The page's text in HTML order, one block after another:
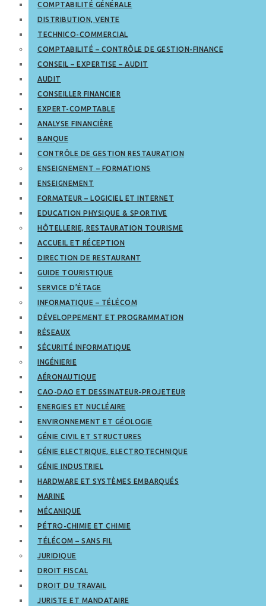
COMPTABILITÉ GÉNÉRALE
DISTRIBUTION, VENTE
TECHNICO-COMMERCIAL
COMPTABILITÉ – CONTRÔLE DE GESTION-FINANCE
CONSEIL – EXPERTISE – AUDIT
AUDIT
CONSEILLER FINANCIER
EXPERT-COMPTABLE
ANALYSE FINANCIÈRE
BANQUE
CONTRÔLE DE GESTION RESTAURATION
ENSEIGNEMENT – FORMATIONS
ENSEIGNEMENT
FORMATEUR – LOGICIEL ET INTERNET
EDUCATION PHYSIQUE & SPORTIVE
HÔTELLERIE, RESTAURATION TOURISME
ACCUEIL ET RÉCEPTION
DIRECTION DE RESTAURANT
GUIDE TOURISTIQUE
SERVICE D’ÉTAGE
INFORMATIQUE – TÉLÉCOM
DÉVELOPPEMENT ET PROGRAMMATION
RÉSEAUX
SÉCURITÉ INFORMATIQUE
INGÉNIERIE
AÉRONAUTIQUE
CAO-DAO ET DESSINATEUR-PROJETEUR
ENERGIES ET NUCLÉAIRE
ENVIRONNEMENT ET GÉOLOGIE
GÉNIE CIVIL ET STRUCTURES
GÉNIE ELECTRIQUE, ELECTROTECHNIQUE
GÉNIE INDUSTRIEL
HARDWARE ET SYSTÈMES EMBARQUÉS
MARINE
MÉCANIQUE
PÉTRO-CHIMIE ET CHIMIE
TÉLÉCOM – SANS FIL
JURIDIQUE
DROIT FISCAL
DROIT DU TRAVAIL
JURISTE ET MANDATAIRE